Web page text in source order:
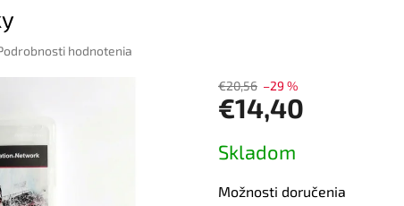
hodnotenia
€20,56 –29 %
€14,40
cena:
Skladom
Možnosti doručenia